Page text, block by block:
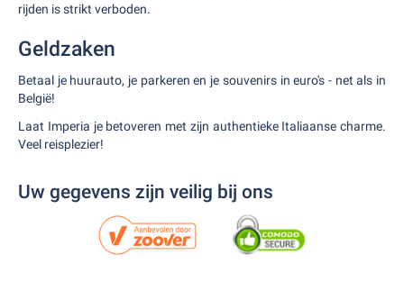
rijden is strikt verboden.
Geldzaken
Betaal je huurauto, je parkeren en je souvenirs in euro's - net als in
België!
Laat Imperia je betoveren met zijn authentieke Italiaanse charme.
Veel reisplezier!
Uw gegevens zijn veilig bij ons